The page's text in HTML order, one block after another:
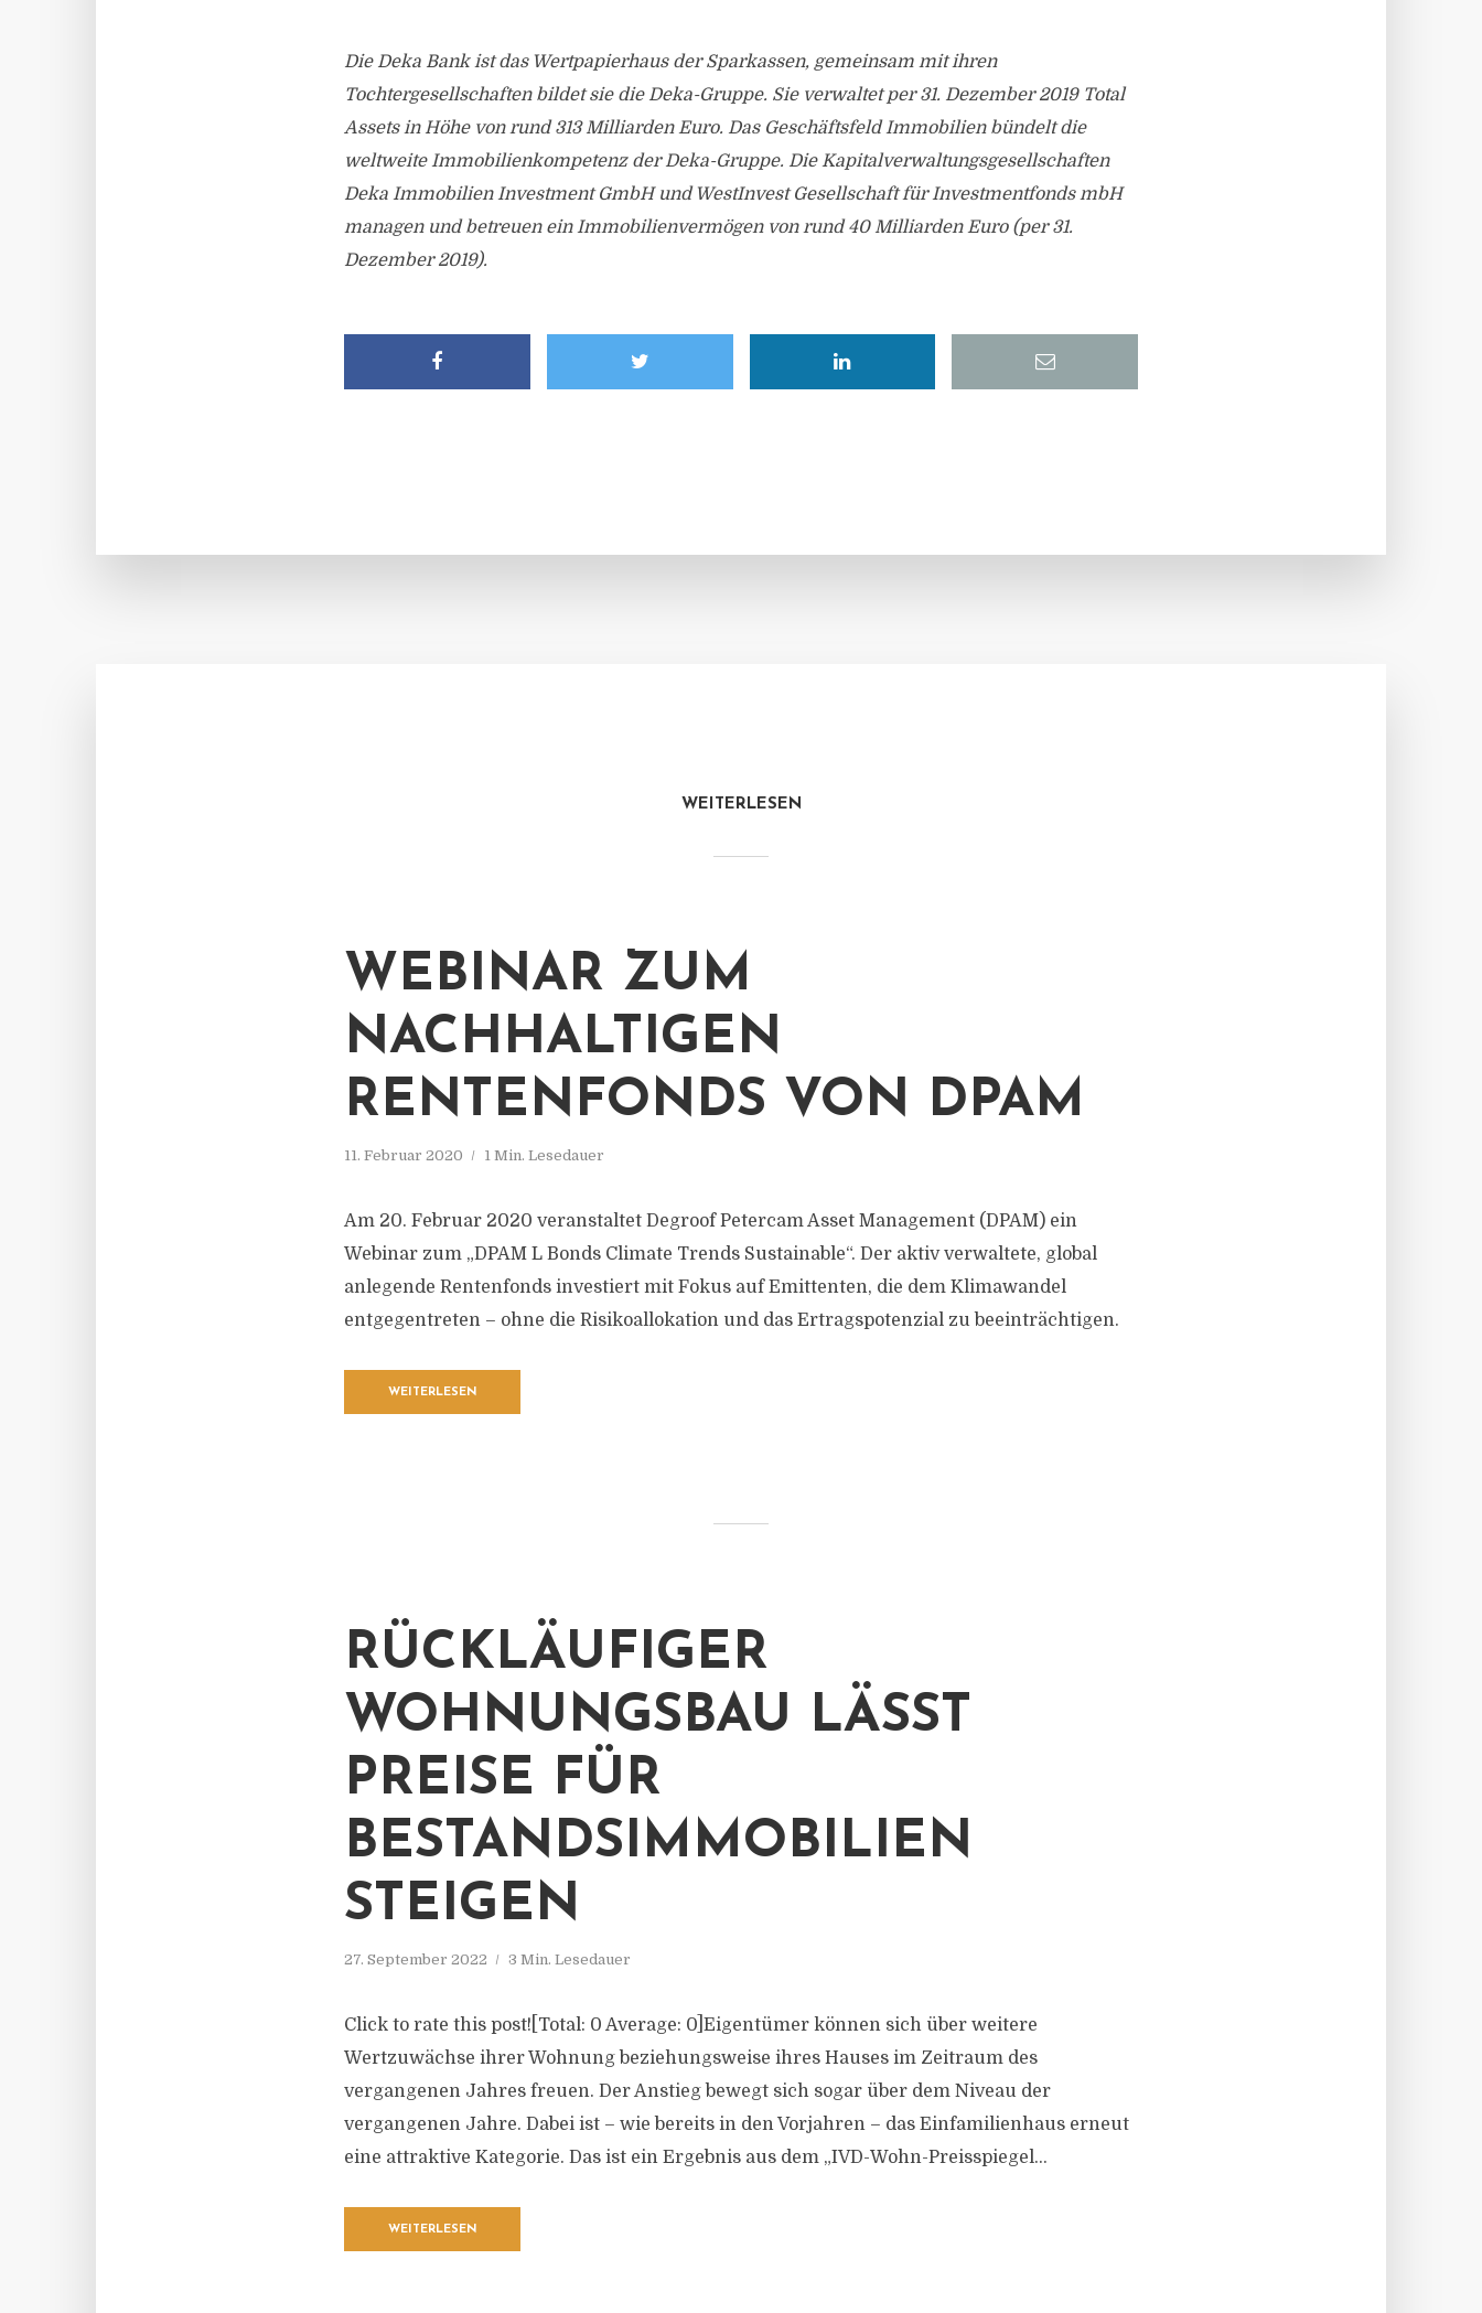
Die Deka Bank ist das Wertpapierhaus der Sparkassen, gemeinsam mit ihren
Tochtergesellschaften bildet sie die Deka-Gruppe. Sie verwaltet per 31. Dezember 2019 Total
Assets in Höhe von rund 313 Milliarden Euro. Das Geschäftsfeld Immobilien bündelt die
weltweite Immobilienkompetenz der Deka-Gruppe. Die Kapitalverwaltungsgesellschaften
Deka Immobilien Investment GmbH und WestInvest Gesellschaft für Investmentfonds mbH
managen und betreuen ein Immobilienvermögen von rund 40 Milliarden Euro (per 31.
Dezember 2019).
WEITERLESEN
WEBINAR ZUM
NACHHALTIGEN
RENTENFONDS VON DPAM
11. Februar 2020 1 Min. Lesedauer
Am 20. Februar 2020 veranstaltet Degroof Petercam Asset Management (DPAM) ein
Webinar zum „DPAM L Bonds Climate Trends Sustainable“. Der aktiv verwaltete, global
anlegende Rentenfonds investiert mit Fokus auf Emittenten, die dem Klimawandel
entgegentreten – ohne die Risikoallokation und das Ertragspotenzial zu beeinträchtigen.
WEITERLESEN
RÜCKLÄUFIGER
WOHNUNGSBAU LÄSST
PREISE FÜR
BESTANDSIMMOBILIEN
STEIGEN
27. September 2022 3 Min. Lesedauer
Click to rate this post![Total: 0 Average: 0]Eigentümer können sich über weitere
Wertzuwächse ihrer Wohnung beziehungsweise ihres Hauses im Zeitraum des
vergangenen Jahres freuen. Der Anstieg bewegt sich sogar über dem Niveau der
vergangenen Jahre. Dabei ist – wie bereits in den Vorjahren – das Einfamilienhaus erneut
eine attraktive Kategorie. Das ist ein Ergebnis aus dem „IVD-Wohn-Preisspiegel...
WEITERLESEN